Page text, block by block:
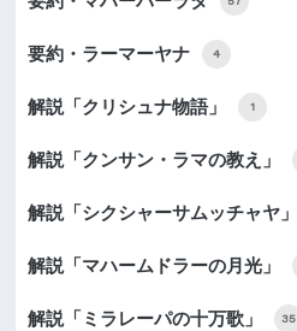
要約・ラーマーヤナ 4
解説「クリシュナ物語」 1
解説「クンサン・ラマの教え」
解説「シクシャーサムッチャヤ」
解説「マハームドラーの月光」
解説「ミラレーパの十万歌」 35